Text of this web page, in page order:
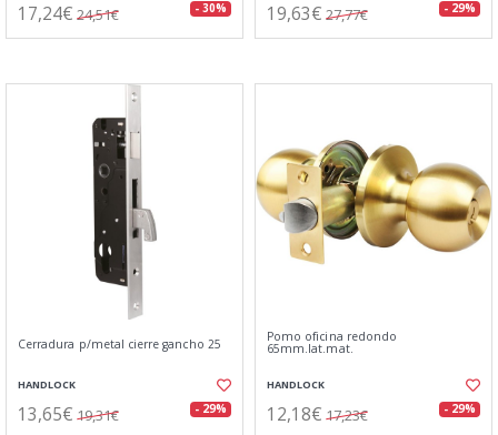
17,24€ 24,51€ - 30% 19,63€ 27,77€ - 29%
Cerradura p/metal cierre gancho 25
HANDLOCK
13,65€ 19,31€ - 29%
Pomo oficina redondo
65mm.lat.mat.
HANDLOCK
12,18€ 17,23€ - 29%